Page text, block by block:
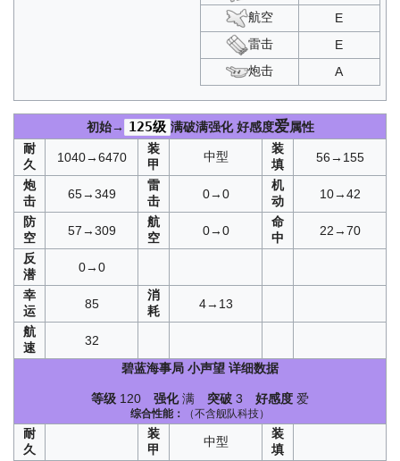
航空
E
雷击
E
炮击
A
初始→ 125级 满破满强化好感度爱属性
耐
久
1040→6470
装
甲
中型
装
填
56→155
炮
击
65→349
雷
击
0→0
机
动
10→42
防
空
57→309
航
空
0→0
命
中
22→70
反
潜
0→0
幸
运
85
消
耗
4→13
航
速
32
碧蓝海事局 小声望 详细数据
等级 120 强化满 突破 3 好感度 爱
综合性能： （不含舰队科技）
耐
久
装
甲
中型
装
填